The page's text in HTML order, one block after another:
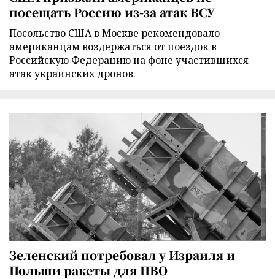
посещать Россию из-за атак ВСУ
Посольство США в Москве рекомендовало
американцам воздержаться от поездок в
Российскую Федерацию на фоне участившихся
атак украинских дронов.
Зеленский потребовал у Израиля и
Польши ракеты для ПВО